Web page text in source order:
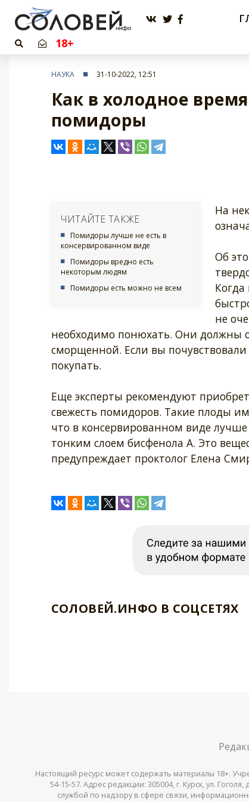
18+
НАУКА 31-10-2022, 12:51
Как в холодное
помидоры
ЧИТАЙТЕ ТАКЖЕ
Помидоры лучше не есть в
консервированном виде
Помидоры вредно есть
некоторым людям
Помидоры есть можно не всем
На
Об
не
необходимо понюхать. Они должны
сморщенной. Если вы
покупать.
Еще эксперты рекомендуют
свежесть помидоров. Такие плоды
что в консервированном виде
тонким слоем бисфенола А. Это
предупреждает проктолог Елена
СОЛОВЕЙ.ИНФО В СОЦСЕТЯХ
Настоящий ресурс может содержать материалы 18+.
54-15-57. Адрес редакции: 305004, г. Курск, ул.
службой по надзору в сфере связи,